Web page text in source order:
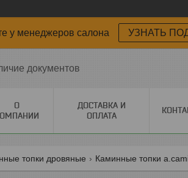
у менеджеров салона УЗНАТЬ
документов
О
ДОСТАВКА И
ОПЛАТА
топки дровяные Каминные топки